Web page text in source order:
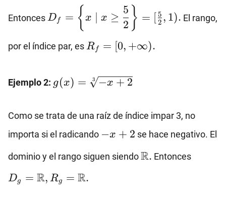
Entonces
D_f=\left\
{x~|~x≥\dfrac{5}
{2}\right\}=
[\frac{5}{2} ,1).
D f = { x x ≥
2
5 } = [2
5 , 1). El rango,
por el índice par, es R_f=
[0,
R f = [0, +∞).
Ejemplo 2: g(x)=\sqrt[3]
{-x+2}
g(x) = 3 −x + 2
Como se trata de una raíz de índice impar 3, no
importa si el radicando −x + 2 se hace negativo. El
dominio y el rango siguen siendo\mathbb{R}.
R. Entonces
Dg = R, R_g=\mathbb{R}.
Rg = R.